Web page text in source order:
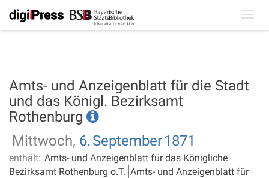
Amts- und Anzeigenblatt für die Stadt
und das Königl. Bezirksamt
Rothenburg
Mittwoch, 6.September1871
enthält: Amts- und Anzeigenblatt für das Königliche
Bezirksamt Rothenburg o.T. Amts- und Anzeigenblatt für